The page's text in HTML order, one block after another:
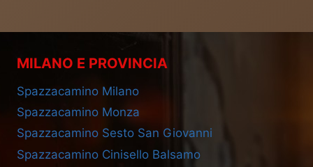
MILANO E PROVINCIA
Spazzacamino Milano
Spazzacamino Monza
Spazzacamino Sesto San Giovanni
Spazzacamino Cinisello Balsamo